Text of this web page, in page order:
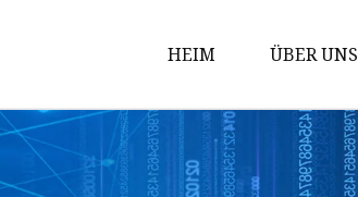
HEIM ÜBER UNS